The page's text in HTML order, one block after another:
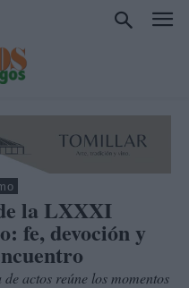
la LXXXI
fe, devoción y
actos reúne los momentos